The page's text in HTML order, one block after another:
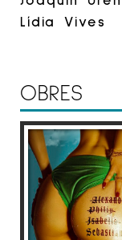
Lídia Vives
OBRES